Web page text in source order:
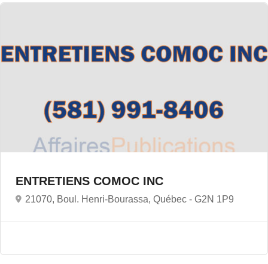
ENTRETIENS COMOC INC
21070, Boul. Henri-Bourassa, Québec - G2N 1P9